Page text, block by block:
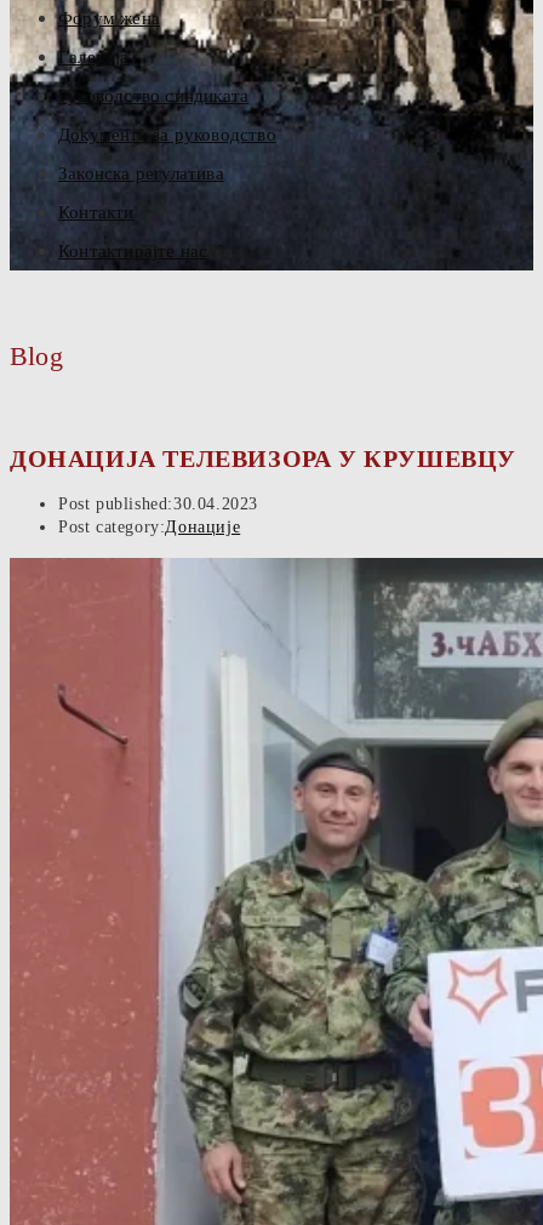
Форум жена
Галерија
Руководство синдиката
Документа за руководство
Законска регулатива
Контакти
Контактирајте нас
Blog
ДОНАЦИЈА ТЕЛЕВИЗОРА У КРУШЕВЦУ
Post published:30.04.2023
Post category:Донације